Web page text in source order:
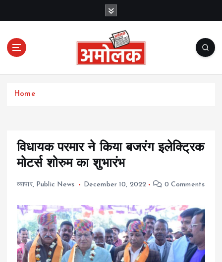
c
Amolak News
Home
विधायक परमार ने किया बजरंग इलेक्ट्रिक
मोटर्स शोरुम का शुभारंभ
व्यापार, Public News December 10, 2022 0 Comments